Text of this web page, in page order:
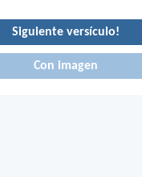
Siguiente versículo!
Con imagen